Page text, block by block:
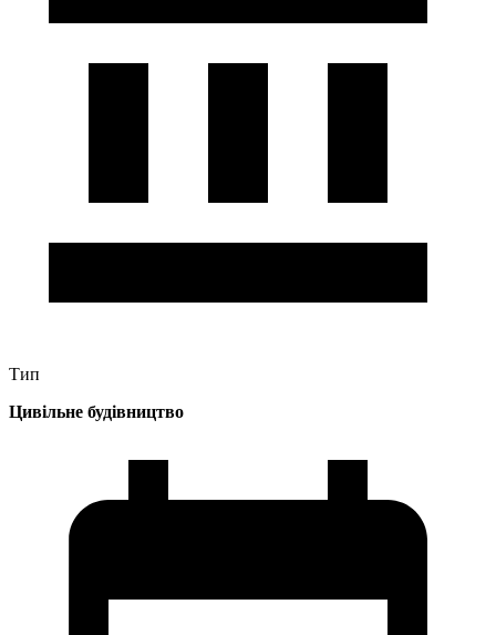
Тип
Цивільне будівництво